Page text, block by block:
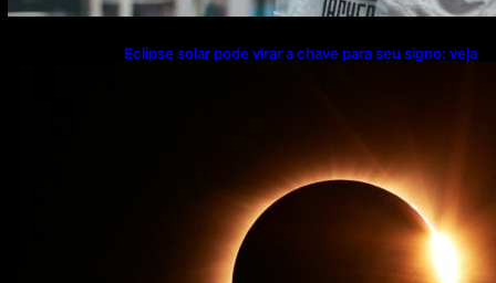
Eclipse solar pode virar a chave para seu signo: veja